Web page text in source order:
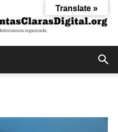
Translate »